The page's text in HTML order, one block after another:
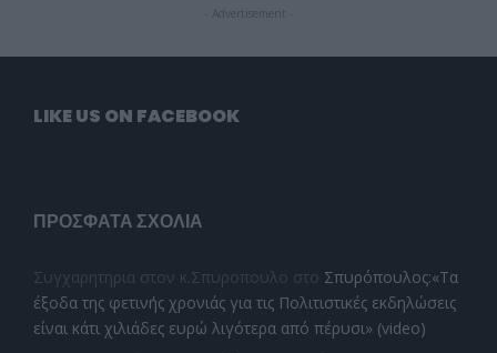
- Advertisement -
LIKE US ON FACEBOOK
ΠΡΌΣΦΑΤΑ ΣΧΌΛΙΑ
Συγχαρητηρια στον κ.Σπυροπουλο στο Σπυρόπουλος:«Τα
έξοδα της φετινής χρονιάς για τις Πολιτιστικές εκδηλώσεις
είναι κάτι χιλιάδες ευρώ λιγότερα από πέρυσι» (video)